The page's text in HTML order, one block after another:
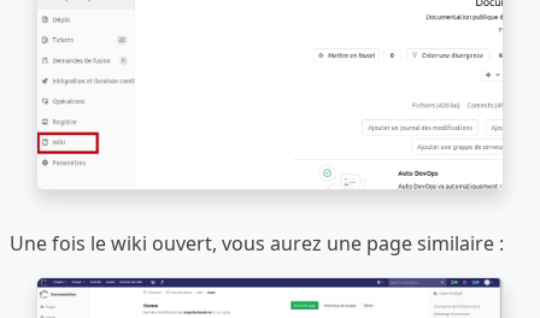
Une fois le wiki ouvert, vous aurez une page similaire :